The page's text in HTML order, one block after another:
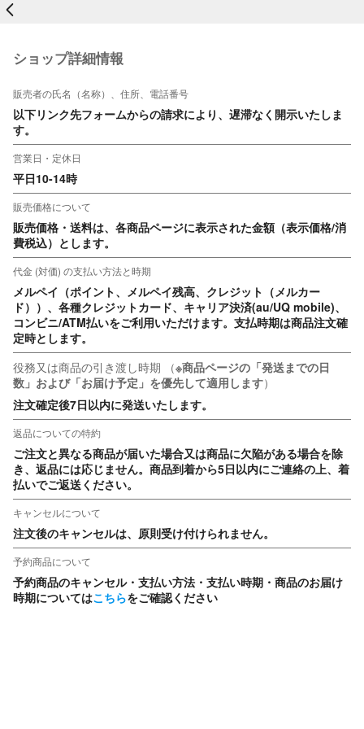
戻る
ショップ詳細情報
販売者の氏名（名称）、住所、電話番号
以下リンク先フォームからの請求により、遅滞なく開示いたしま
す。
営業日・定休日
平日10-14時
販売価格について
販売価格・送料は、各商品ページに表示された金額（表示価格/消
費税込）とします。
代金 (対価) の支払い方法と時期
メルペイ（ポイント、メルペイ残高、クレジット（メルカー
ド））、各種クレジットカード、キャリア決済(au/UQ mobile)、
コンビニ/ATM払いをご利用いただけます。支払時期は商品注文確
定時とします。
役務又は商品の引き渡し時期
（※商品ページの「発送までの日
数」および「お届け予定」を優先して適用します）
注文確定後7日以内に発送いたします。
返品についての特約
ご注文と異なる商品が届いた場合又は商品に欠陥がある場合を除
き、返品には応じません。商品到着から5日以内にご連絡の上、着
払いでご返送ください。
キャンセルについて
注文後のキャンセルは、原則受け付けられません。
予約商品について
予約商品のキャンセル・支払い方法・支払い時期・商品のお届け
時期についてはこちらをご確認ください